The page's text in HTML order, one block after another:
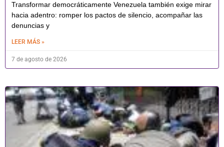
Transformar democráticamente Venezuela también exige mirar
hacia adentro: romper los pactos de silencio, acompañar las
denuncias y
LEER MÁS »
7 de agosto de 2026